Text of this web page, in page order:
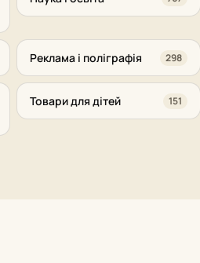
Реклама і поліграфія 298
Товари для дітей 151